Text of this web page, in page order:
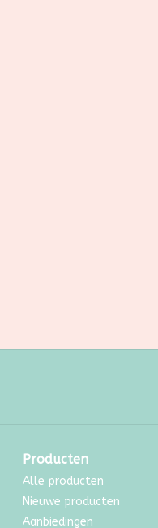
Producten
Alle producten
Nieuwe producten
Aanbiedingen